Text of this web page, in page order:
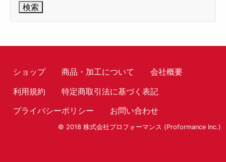
ショップ 商品・加工について
会社概要
利用規約
特定商取引法に基づく表記
プライバシーポリシー
お問い合わせ
© 2018 株式会社プロフォーマンス (Proformance Inc.)